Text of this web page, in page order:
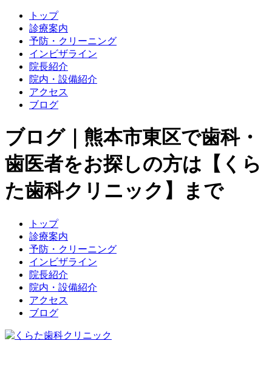
トップ
診療案内
予防・クリーニング
インビザライン
院長紹介
院内・設備紹介
アクセス
ブログ
ブログ｜熊本市東区で歯科・
歯医者をお探しの方は【くら
た歯科クリニック】まで
トップ
診療案内
予防・クリーニング
インビザライン
院長紹介
院内・設備紹介
アクセス
ブログ